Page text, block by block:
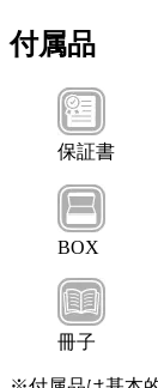
付属品
保証書
BOX
冊子